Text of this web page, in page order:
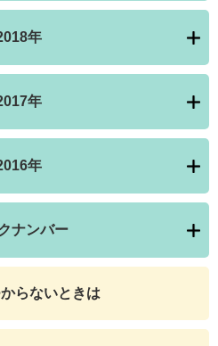
年
年
年
ナンバー
らないときは